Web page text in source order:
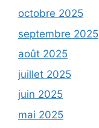
octobre 2025
septembre 2025
août 2025
juillet 2025
juin 2025
mai 2025